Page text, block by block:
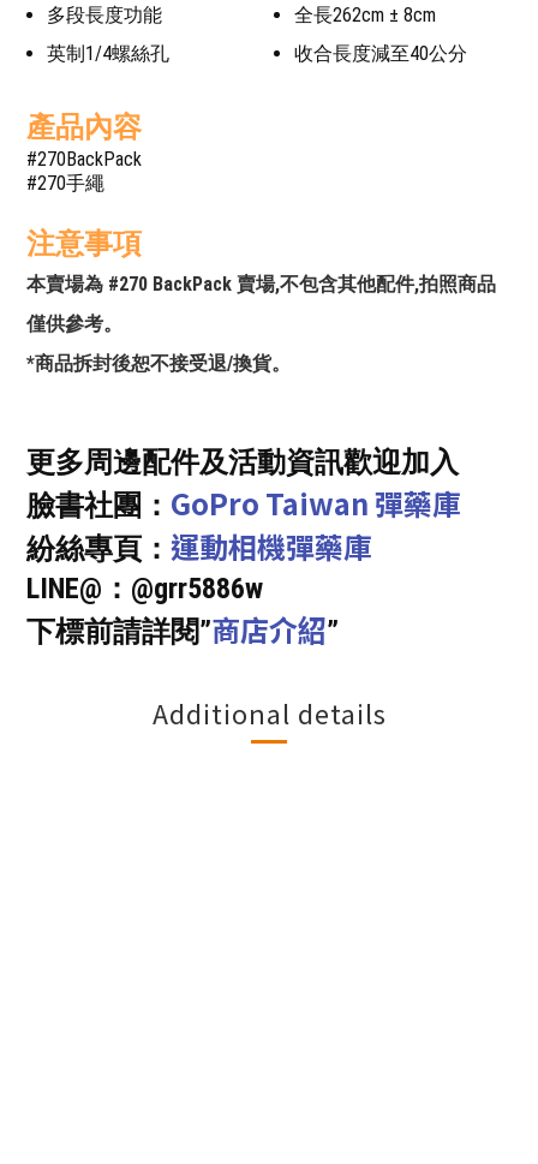
多段長度功能
英制1/4螺絲孔
全長262cm ± 8cm
收合長度減至40公分
產品內容
#270BackPack
#270手繩
注意事項
本賣場為 #270 BackPack 賣場,不包含其他配件,拍照商品
僅供參考。
*商品拆封後恕不接受退/換貨。
更多周邊配件及活動資訊歡迎加入
臉書社團： GoPro Taiwan 彈藥庫
紛絲專頁： 運動相機彈藥庫
LINE@：@grr5886w
下標前請詳閱”商店介紹”
Additional details